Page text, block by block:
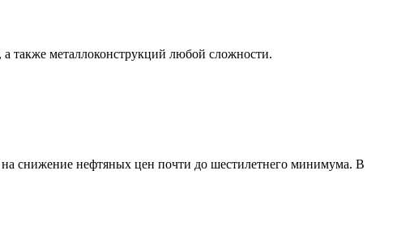
а также металлоконструкций любой сложности.
снижение нефтяных цен почти до шестилетнего минимума. В